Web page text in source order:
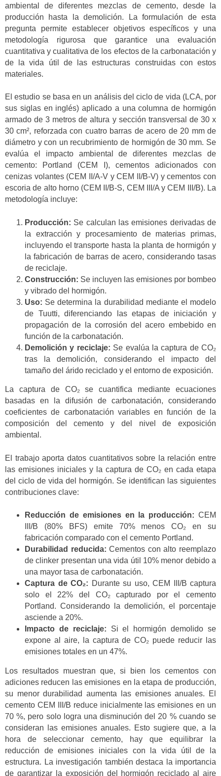
ambiental de diferentes mezclas de cemento, desde la
producción hasta la demolición. La formulación de esta
pregunta permite establecer objetivos específicos y una
metodología rigurosa que garantice una evaluación
cuantitativa y cualitativa de los efectos de la carbonatación y
de la vida útil de las estructuras construidas con estos
materiales.
El estudio se basa en un análisis del ciclo de vida (LCA, por
sus siglas en inglés) aplicado a una columna de hormigón
armado de 3 metros de altura y sección transversal de 30 x
30 cm², reforzada con cuatro barras de acero de 20 mm de
diámetro y con un recubrimiento de hormigón de 30 mm. Se
evalúa el impacto ambiental de diferentes mezclas de
cemento: Portland (CEM I), cementos adicionados con
cenizas volantes (CEM II/A-V y CEM II/B-V) y cementos con
escoria de alto horno (CEM II/B-S, CEM III/A y CEM III/B). La
metodología incluye:
Producción: Se calculan las emisiones derivadas de
la extracción y procesamiento de materias primas,
incluyendo el transporte hasta la planta de hormigón y
la fabricación de barras de acero, considerando tasas
de reciclaje.
Construcción: Se incluyen las emisiones por bombeo
y vibrado del hormigón.
Uso: Se determina la durabilidad mediante el modelo
de Tuutti, diferenciando las etapas de iniciación y
propagación de la corrosión del acero embebido en
función de la carbonatación.
Demolición y reciclaje: Se evalúa la captura de CO₂
tras la demolición, considerando el impacto del
tamaño del árido reciclado y el entorno de exposición.
La captura de CO₂ se cuantifica mediante ecuaciones
basadas en la difusión de carbonatación, considerando
coeficientes de carbonatación variables en función de la
composición del cemento y del nivel de exposición
ambiental.
El trabajo aporta datos cuantitativos sobre la relación entre
las emisiones iniciales y la captura de CO₂ en cada etapa
del ciclo de vida del hormigón. Se identifican las siguientes
contribuciones clave:
Reducción de emisiones en la producción: CEM
III/B (80% BFS) emite 70% menos CO₂ en su
fabricación comparado con el cemento Portland.
Durabilidad reducida: Cementos con alto reemplazo
de clinker presentan una vida útil 10% menor debido a
una mayor tasa de carbonatación.
Captura de CO₂: Durante su uso, CEM III/B captura
solo el 22% del CO₂ capturado por el cemento
Portland. Considerando la demolición, el porcentaje
asciende a 20%.
Impacto de reciclaje: Si el hormigón demolido se
expone al aire, la captura de CO₂ puede reducir las
emisiones totales en un 47%.
Los resultados muestran que, si bien los cementos con
adiciones reducen las emisiones en la etapa de producción,
su menor durabilidad aumenta las emisiones anuales. El
cemento CEM III/B reduce inicialmente las emisiones en un
70 %, pero solo logra una disminución del 20 % cuando se
consideran las emisiones anuales. Esto sugiere que, a la
hora de seleccionar cemento, hay que equilibrar la
reducción de emisiones iniciales con la vida útil de la
estructura. La investigación también destaca la importancia
de garantizar la exposición del hormigón reciclado al aire